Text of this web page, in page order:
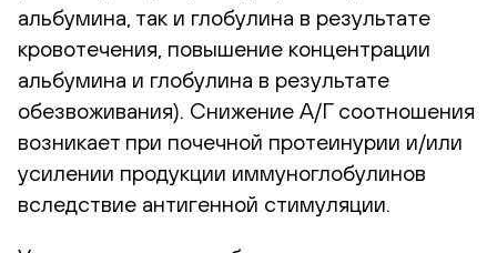
альбумина, так и глобулина в результате
кровотечения, повышение концентрации
альбумина и глобулина в результате
обезвоживания). Снижение А/Г соотношения
возникает при почечной протеинурии и/или
усилении продукции иммуноглобулинов
вследствие антигенной стимуляции.